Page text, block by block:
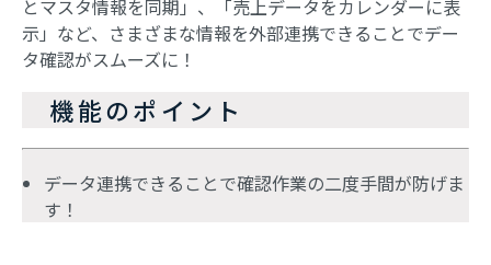
とマスタ情報を同期」、「売上データをカレンダーに表
示」など、さまざまな情報を外部連携できることでデー
タ確認がスムーズに！
機能のポイント
データ連携できることで確認作業の二度手間が防げま
す！